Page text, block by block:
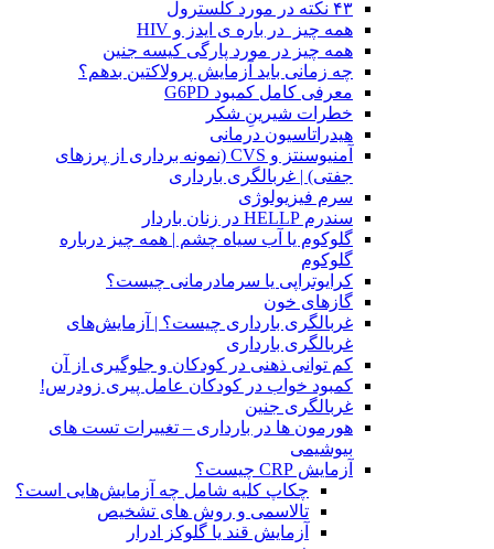
۴۳ نکته در مورد کلسترول
همه چیز در باره ی ایدز و HIV
همه چیز در مورد پارگی کیسه جنین
چه زمانی باید آزمایش پرولاکتین بدهم؟
معرفی کامل کمبود G6PD
خطرات شیرینِ شکر
هیدراتاسیون درمانی
آمنیوسنتز و CVS (نمونه برداری از پرزهای
جفتی) | غربالگری بارداری
سرم فیزیولوژی
سندرم HELLP در زنان باردار
گلوکوم یا آب سیاه چشم | همه چیز درباره
گلوکوم
کرایوتراپی یا سرمادرمانی چیست؟
گازهای خون
غربالگری بارداری چیست؟ | آزمایش‌های
غربالگری بارداری
کم توانی ذهنی در کودکان و جلوگیری از آن
کمبود خواب در کودکان عامل پیری زودرس!
غربالگری جنین
هورمون ها در بارداری – تغییرات تست های
بیوشیمی
آزمایش CRP چیست؟
چکاپ کلیه شامل چه آزمایش‌هایی است؟
تالاسمی و روش های تشخیص
آزمایش قند یا گلوکز ادرار